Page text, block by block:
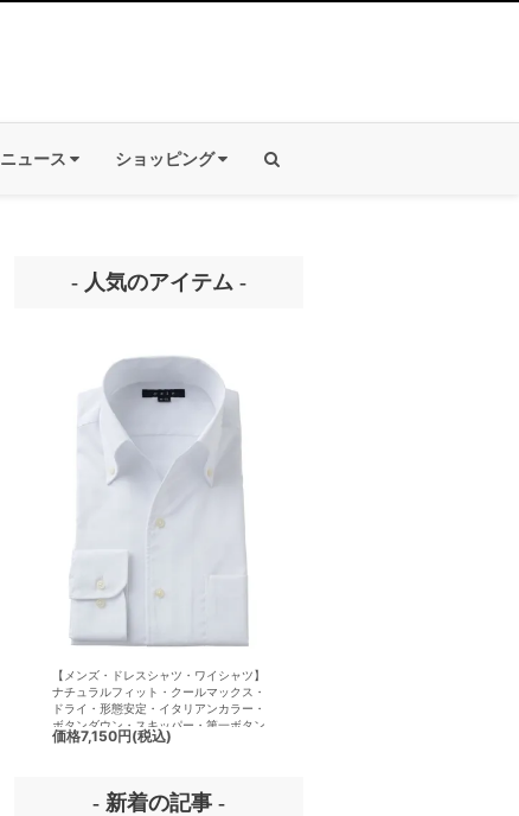
ニュース ショッピング
- 人気のアイテム -
【メンズ・ドレスシャツ・ワイシャツ】
ナチュラルフィット・クールマックス・
ドライ・形態安定・イタリアンカラー・
ボタンダウン・スキッパー・第一ボタン
無し
価格7,150円(税込)
- 新着の記事 -